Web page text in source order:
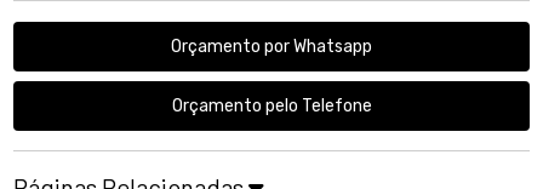
Orçamento por Whatsapp
Orçamento pelo Telefone